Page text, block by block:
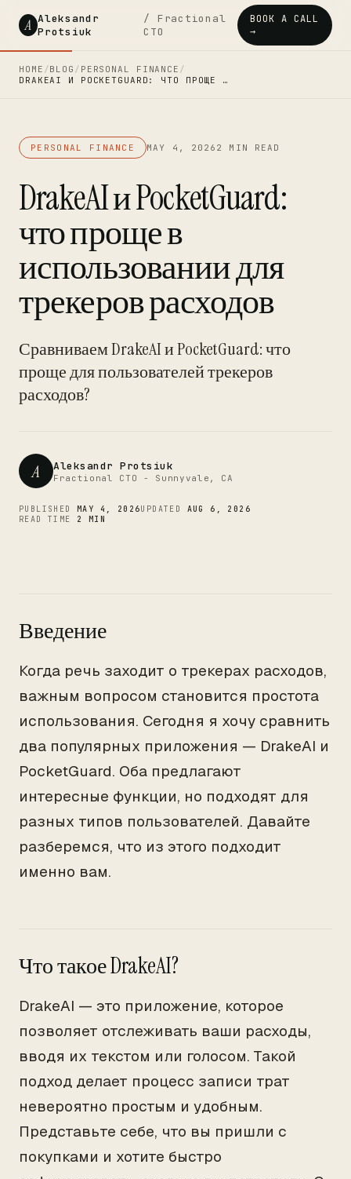
A Aleksandr
Protsiuk
/ Fractional
CTO
BOOK A CALL
→
HOME /BLOG / PERSONAL FINANCE /
DRAKEAI И POCKETGUARD: ЧТО ПРОЩЕ …
PERSONAL FINANCE MAY 4, 2026 2 MIN READ
DrakeAI и PocketGuard:
что проще в
использовании для
трекеров расходов
Сравниваем DrakeAI и PocketGuard: что
проще для пользователей трекеров
расходов?
A Aleksandr Protsiuk
Fractional CTO - Sunnyvale, CA
PUBLISHED MAY 4, 2026UPDATED AUG 6, 2026
READ TIME 2 MIN
Введение
Когда речь заходит о трекерах расходов,
важным вопросом становится простота
использования. Сегодня я хочу сравнить
два популярных приложения — DrakeAI и
PocketGuard. Оба предлагают
интересные функции, но подходят для
разных типов пользователей. Давайте
разберемся, что из этого подходит
именно вам.
Что такое DrakeAI?
DrakeAI — это приложение, которое
позволяет отслеживать ваши расходы,
вводя их текстом или голосом. Такой
подход делает процесс записи трат
невероятно простым и удобным.
Представьте себе, что вы пришли с
покупками и хотите быстро